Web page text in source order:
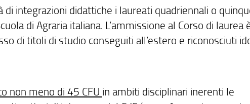
integrazioni didattiche i laureati quadriennali o
di Agraria italiana. L’ammissione al Corso di laurea
di titoli di studio conseguiti all’estero e riconosciuti
non meno di 45 CFU in ambiti disciplinari inerenti le